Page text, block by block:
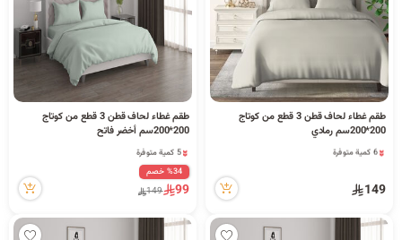
طقم غطاء لحاف قطن 3 قطع من كوتاج
200*200سم رمادي
6 كمية متوفرة
5 مشاهدة مؤخراً
149
طقم غطاء لحاف قطن 3 قطع من كوتاج
200*200سم أخضر فاتح
5 كمية متوفرة
14 مشاهدة مؤخراً
5 كمية متوفرة
14 مشاهدة مؤخراً
%34 خصم
99
149